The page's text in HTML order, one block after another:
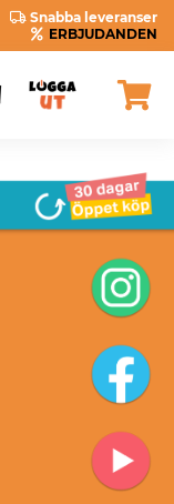
Snabba leveranser
ERBJUDANDEN